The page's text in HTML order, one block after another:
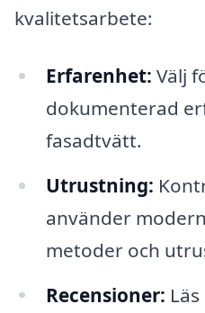
kvalitetsarbete:
Erfarenhet: Välj
dokumenterad
fasadtvätt.
Utrustning:
använder
metoder och
Recensioner: